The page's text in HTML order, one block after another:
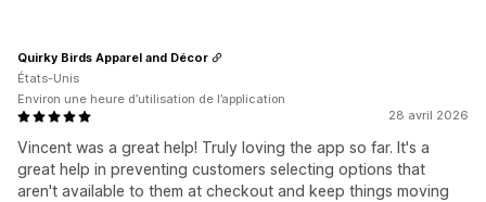
28 avril 2026
Vincent was a great help! Truly loving the app so far. It's a
great help in preventing customers selecting options that
aren't available to them at checkout and keep things moving
Quirky Birds Apparel and Décor
États-Unis
Environ une heure d’utilisation de l’application